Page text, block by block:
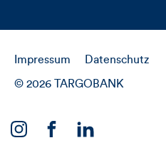
Impressum Datenschutz
© 2026 TARGOBANK